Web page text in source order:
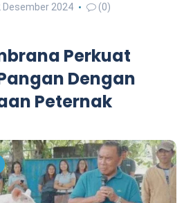
Desember 2024 (0)
Perkuat
Dengan
Peternak